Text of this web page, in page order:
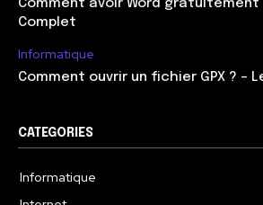
Comment avoir Word gratuitement
Complet
Informatique
Comment ouvrir un fichier GPX ? –
CATEGORIES
Informatique